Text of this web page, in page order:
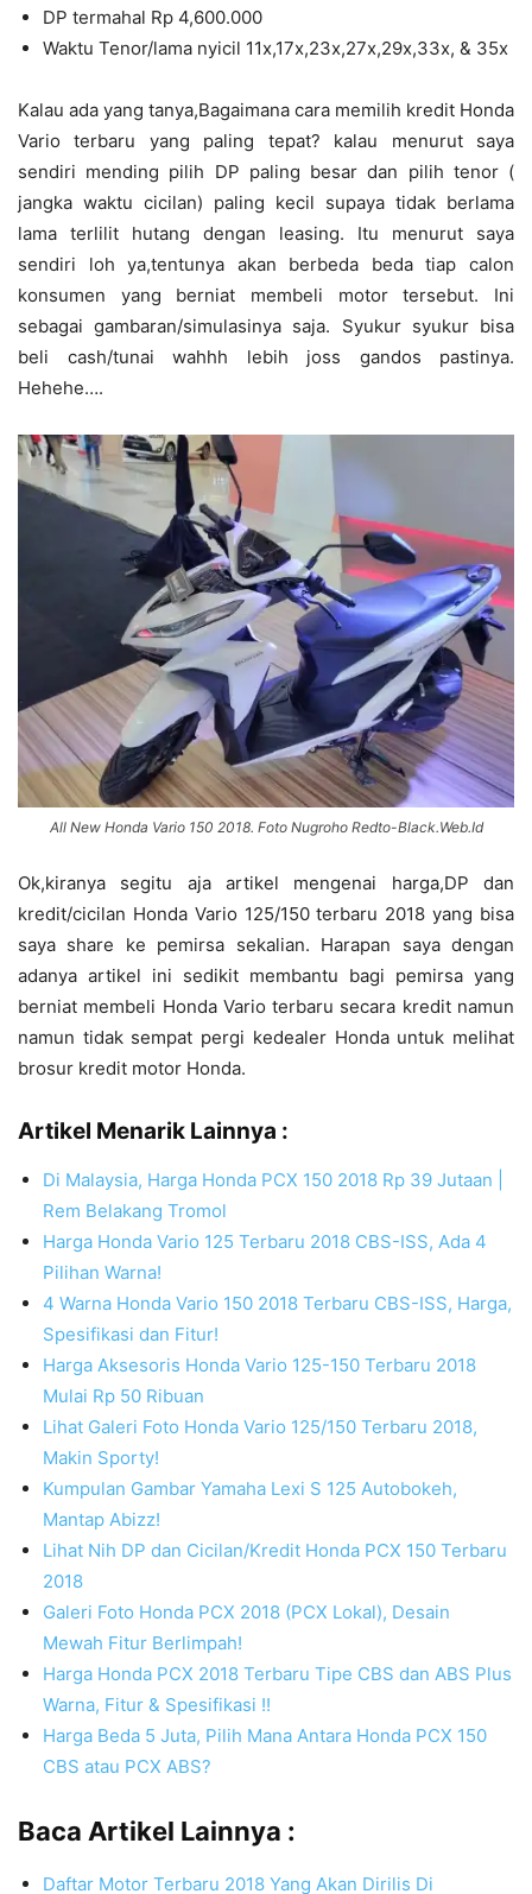
DP termahal Rp 4,600.000
Waktu Tenor/lama nyicil 11x,17x,23x,27x,29x,33x, & 35x
Kalau ada yang tanya,Bagaimana cara memilih kredit Honda
Vario terbaru yang paling tepat? kalau menurut saya
sendiri mending pilih DP paling besar dan pilih tenor (
jangka waktu cicilan) paling kecil supaya tidak berlama
lama terlilit hutang dengan leasing. Itu menurut saya
sendiri loh ya,tentunya akan berbeda beda tiap calon
konsumen yang berniat membeli motor tersebut. Ini
sebagai gambaran/simulasinya saja. Syukur syukur bisa
beli cash/tunai wahhh lebih joss gandos pastinya.
Hehehe….
All New Honda Vario 150 2018. Foto Nugroho Redto-Black.Web.Id
Ok,kiranya segitu aja artikel mengenai harga,DP dan
kredit/cicilan Honda Vario 125/150 terbaru 2018 yang bisa
saya share ke pemirsa sekalian. Harapan saya dengan
adanya artikel ini sedikit membantu bagi pemirsa yang
berniat membeli Honda Vario terbaru secara kredit namun
namun tidak sempat pergi kedealer Honda untuk melihat
brosur kredit motor Honda.
Artikel Menarik Lainnya :
Di Malaysia, Harga Honda PCX 150 2018 Rp 39 Jutaan |
Rem Belakang Tromol
Harga Honda Vario 125 Terbaru 2018 CBS-ISS, Ada 4
Pilihan Warna!
4 Warna Honda Vario 150 2018 Terbaru CBS-ISS, Harga,
Spesifikasi dan Fitur!
Harga Aksesoris Honda Vario 125-150 Terbaru 2018
Mulai Rp 50 Ribuan
Lihat Galeri Foto Honda Vario 125/150 Terbaru 2018,
Makin Sporty!
Kumpulan Gambar Yamaha Lexi S 125 Autobokeh,
Mantap Abizz!
Lihat Nih DP dan Cicilan/Kredit Honda PCX 150 Terbaru
2018
Galeri Foto Honda PCX 2018 (PCX Lokal), Desain
Mewah Fitur Berlimpah!
Harga Honda PCX 2018 Terbaru Tipe CBS dan ABS Plus
Warna, Fitur & Spesifikasi !!
Harga Beda 5 Juta, Pilih Mana Antara Honda PCX 150
CBS atau PCX ABS?
Baca Artikel Lainnya :
Daftar Motor Terbaru 2018 Yang Akan Dirilis Di